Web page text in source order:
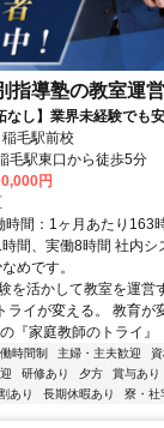
指導塾の教室運
なし】業界未経験でも
毛駅前校
毛駅東口から徒歩5分
円
間：1ヶ月あたり163
間、実働8時間 社内
めです。
を活かして教室を運営
ライが変える。 教育が
『家庭教師のトライ』
時間制 主婦・主夫歓迎
研修あり 夕方 賞与あり
あり 長期休暇あり 寮・社